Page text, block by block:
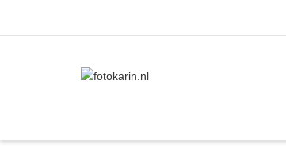
I'm looking for product in a